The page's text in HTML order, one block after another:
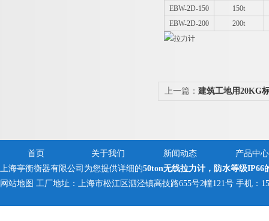
EBW-2D-150
150t
EBW-2D-200
200t
上一篇： 建筑工地用20KG
首页 关于我们 新闻动态
产品中心
上海亭衡衡器有限公司为您提供详细的50ton无线拉力计，防水等级IP66
网站地图 工厂地址：上海市松江区泗泾镇高技路655号2幢121号 手机：